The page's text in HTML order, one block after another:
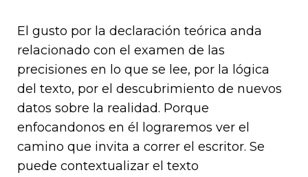
El gusto por la declaración teórica anda
relacionado con el examen de las
precisiones en lo que se lee, por la lógica
del texto, por el descubrimiento de nuevos
datos sobre la realidad. Porque
enfocandonos en él lograremos ver el
camino que invita a correr el escritor. Se
puede contextualizar el texto